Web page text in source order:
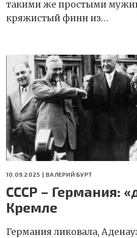
такими же простыми
кряжистый финн из…
10.09.2025 | ВАЛЕРИЙ БУРТ
СССР – Германия:
Кремле
Германия ликовала,